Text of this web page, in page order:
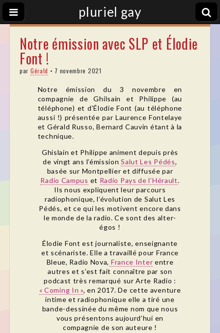
pluriel gay
Notre émission avec SLP et Élodie
Font !
par Gérald • 7 novembre 2021
Notre émission du 3 novembre en
compagnie de Ghilsain et Philippe (au
téléphone) et d’Élodie Font (au téléphone
aussi !) présentée par Laurence Fontelaye
et Gérald Russo, Bernard Cauvin étant à la
technique.
Ghislain et Philippe animent depuis près
de vingt ans l’émissionSalut Les Pédés,
basée sur Montpellier et diffusée par
Radio Campus et Radio Pays de l’Hérault.
Ils nous expliquent leur parcours
radiophonique, l’évolution de Salut Les
Pédés, et ce qui les motivent encore dans
le monde de la radio. Ce sont des alter-
égos !
Élodie Font est journaliste, enseignante
et scénariste. Elle a travaillé pour France
Bleue, Radio Nova, France Inter entre
autres et s’est fait connaître par son
podcast très remarqué sur Arte Radio :
« Coming In », en 2017. De cette aventure
intime et radiophonique elle a tiré une
bande-dessinée du même nom que nous
vous présentons aujourd’hui en
compagnie de son auteure !